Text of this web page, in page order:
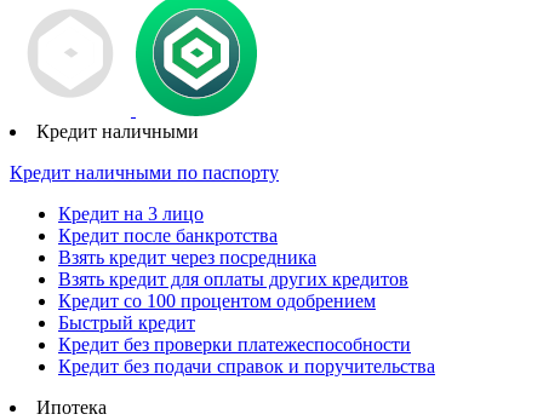
Кредит наличными
Кредит наличными по паспорту
Кредит на 3 лицо
Кредит после банкротства
Взять кредит через посредника
Взять кредит для оплаты других кредитов
Кредит со 100 процентом одобрением
Быстрый кредит
Кредит без проверки платежеспособности
Кредит без подачи справок и поручительства
Ипотека